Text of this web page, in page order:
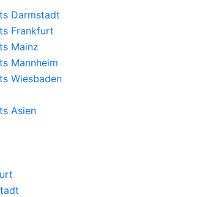
Darmstadt
Frankfurt
Mainz
Mannheim
Wiesbaden
Asien